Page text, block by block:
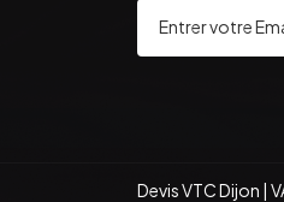
Devis VTC Dijon |